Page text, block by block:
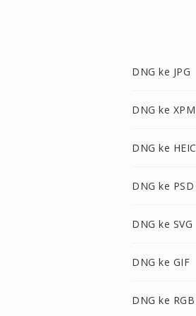
DNG ke JPG
DNG ke XPM
DNG ke HEIC
DNG ke PSD
DNG ke SVG
DNG ke GIF
DNG ke RGB